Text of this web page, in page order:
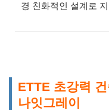
경 친화적인 설계로
ETTE 초강력
나잇그레이